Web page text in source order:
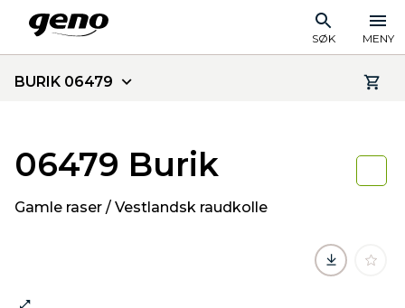
SØK MENY
BURIK 06479
06479 Burik
Gamle raser / Vestlandsk raudkolle